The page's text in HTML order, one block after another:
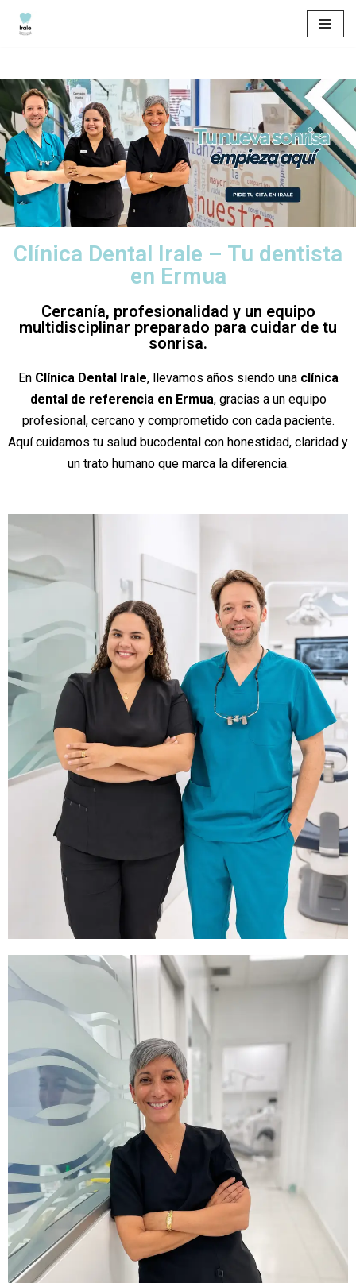
contenido
Clínica Dental Irale – Tu dentista
en Ermua
Cercanía, profesionalidad y un equipo
multidisciplinar preparado para cuidar de tu
sonrisa.
En Clínica Dental Irale, llevamos años siendo una clínica
dental de referencia en Ermua, gracias a un equipo
profesional, cercano y comprometido con cada paciente.
Aquí cuidamos tu salud bucodental con honestidad, claridad y
un trato humano que marca la diferencia.